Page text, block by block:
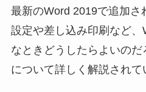
最新のWord 2019で追加さ
設定や差し込み印刷など
なときどうしたらよいの
について詳しく解説されて